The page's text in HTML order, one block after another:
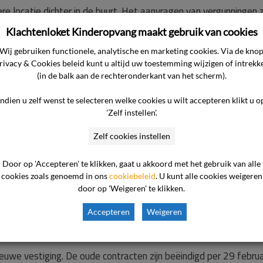
locatie dichter in de buurt. Het aanvragen van vergunningen
heeft gemeend dat de aangeboden locatie de beste
– de klacht af te wijzen.
hoofdzaak – het volgende aangevoerd.
gevraagd inzake de verbouwing. Het negatieve element
op het oog had en was niet gericht tegen de
de oudercommissie aangekaarte punten gekeken: verruiming
en kosten. Ten aanzien van de eerste twee punten
spoed die de verbouwing had kon de manager destijds nog
vestiging. De oude contracten zijn beëindigd per 29
Klachtenloket Kinderopvang maakt gebruik van cookies
Wij gebruiken functionele, analytische en marketing cookies. Via de knop
& Cookies beleid kunt u altijd uw toestemming wijzigen of
(in de balk aan de rechteronderkant van het scherm).
u zelf wenst te selecteren welke cookies u wilt accepteren klikt u
'Zelf instellen'.
Zelf cookies instellen
Door op 'Accepteren' te klikken, gaat u akkoord met het gebruik van alle
cookies zoals genoemd in onscookiebeleid. U kunt alle cookies weigeren
door op 'Weigeren' te klikken.
Accepteren Weigeren